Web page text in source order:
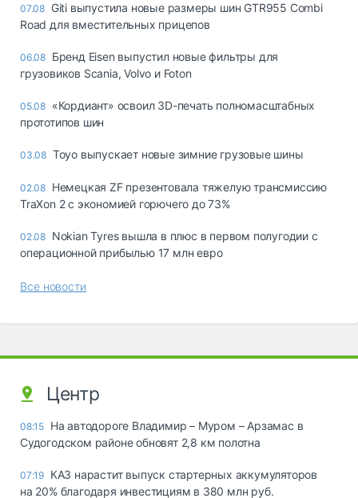
07.08 Giti выпустила новые размеры шин GTR955 Combi
Road для вместительных прицепов
06.08 Бренд Eisen выпустил новые фильтры для
грузовиков Scania, Volvo и Foton
05.08 «Кордиант» освоил 3D-печать полномасштабных
прототипов шин
03.08 Toyo выпускает новые зимние грузовые шины
02.08 Немецкая ZF презентовала тяжелую трансмиссию
TraXon 2 с экономией горючего до 73%
02.08 Nokian Tyres вышла в плюс в первом полугодии с
операционной прибылью 17 млн евро
Все новости
Центр
08:15 На автодороге Владимир – Муром – Арзамас в
Судогодском районе обновят 2,8 км полотна
07:19 КАЗ нарастит выпуск стартерных аккумуляторов
на 20% благодаря инвестициям в 380 млн руб.